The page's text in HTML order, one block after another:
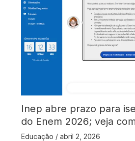
Inep abre prazo para
do Enem 2026; veja
Educação / abril 2, 2026